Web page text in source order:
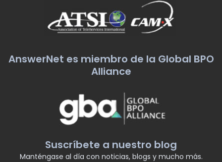
AnswerNet es miembro de la Global BPO
Alliance
Suscríbete a nuestro blog
Manténgase al día con noticias, blogs y mucho más.